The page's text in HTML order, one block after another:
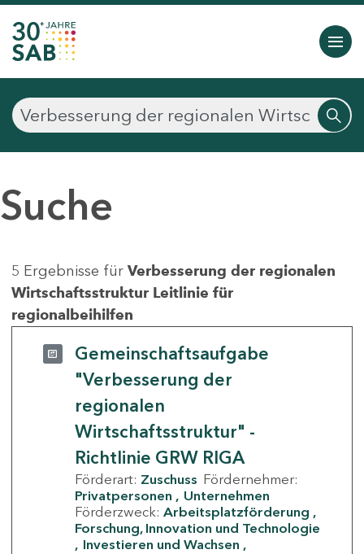
Suche
5 Ergebnisse für Verbesserung der regionalen
Wirtschaftsstruktur Leitlinie für
regionalbeihilfen
Gemeinschaftsaufgabe
"Verbesserung der
regionalen
Wirtschaftsstruktur" -
Richtlinie GRW RIGA
Förderart: Zuschuss Fördernehmer:
Privatpersonen
Unternehmen
Förderzweck: Arbeitsplatzförderung
Forschung, Innovation und Technologie
Investieren und Wachsen